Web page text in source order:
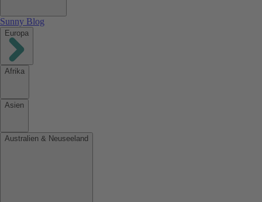
Sunny Blog
Europa
Afrika
Asien
Australien & Neuseeland